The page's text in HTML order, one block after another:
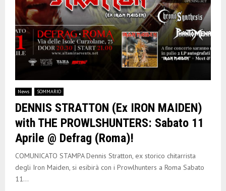
News SOMMARIO
DENNIS STRATTON (Ex IRON MAIDEN)
with THE PROWLSHUNTERS: Sabato 11
Aprile @ Defrag (Roma)!
COMUNICATO STAMPA Dennis Stratton, ex storico chitarrista
degli Iron Maiden, si esibirà con i Prowlhunters a Roma Sabato
11...